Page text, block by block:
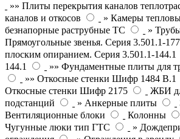
»» Плиты перекрытия каналов
каналов и откосов
» Камеры
безнапорные раструбные ТС
»
Прямоугольные звенья. Серия 3.501.1-177
плоским опиранием. Серия 3.501.1-144.1
144.1
»» Фундаментные плиты для
»» Откосные стенки Шифр 1484 В.1
Откосные стенки Шифр 2175
ЖБИ
подстанций
» Анкерные плиты
Вентиляционные блоки
Колонны
Чугунные люки тип ГТС
»